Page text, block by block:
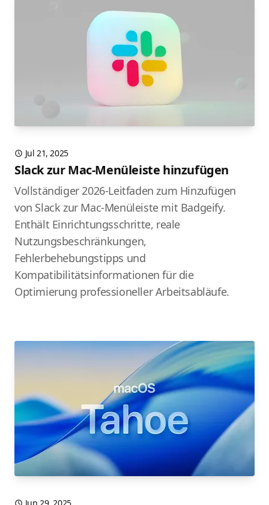
Jul 21, 2025
Slack zur Mac-Menüleiste hinzufügen
Vollständiger 2026-Leitfaden zum Hinzufügen
von Slack zur Mac-Menüleiste mit Badgeify.
Enthält Einrichtungsschritte, reale
Nutzungsbeschränkungen,
Fehlerbehebungstipps und
Kompatibilitätsinformationen für die
Optimierung professioneller Arbeitsabläufe.